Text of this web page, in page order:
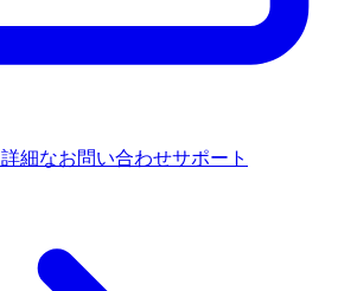
詳細なお問い合わせサポート